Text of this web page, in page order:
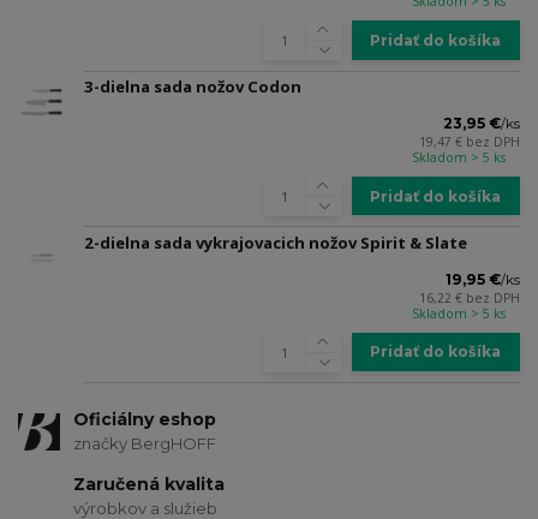
Pridať do košíka
3-dielna sada nožov Codon
23,95 €/ks
19,47 € bez DPH
Skladom > 5 ks
Pridať do košíka
2-dielna sada vykrajovacich nožov Spirit & Slate
19,95 €/ks
16,22 € bez DPH
Skladom > 5 ks
Pridať do košíka
Oficiálny eshop
značky BergHOFF
Zaručená kvalita
výrobkov a služieb